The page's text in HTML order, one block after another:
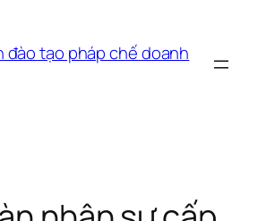
đào tạo pháp chế doanh